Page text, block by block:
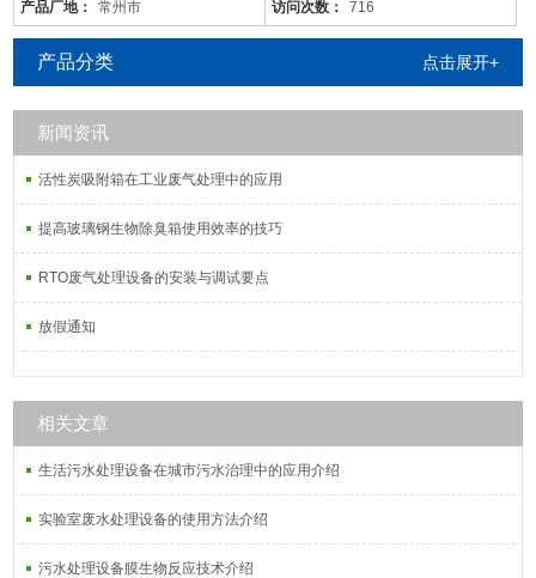
性差，而且
产品厂地： 常州市 访问次数： 716
产品分类 点击展开+
新闻资讯
活性炭吸附箱在工业废气处理中的应用
提高玻璃钢生物除臭箱使用效率的技巧
RTO废气处理设备的安装与调试要点
放假通知
相关文章
生活污水处理设备在城市污水治理中的应用介绍
实验室废水处理设备的使用方法介绍
污水处理设备膜生物反应技术介绍